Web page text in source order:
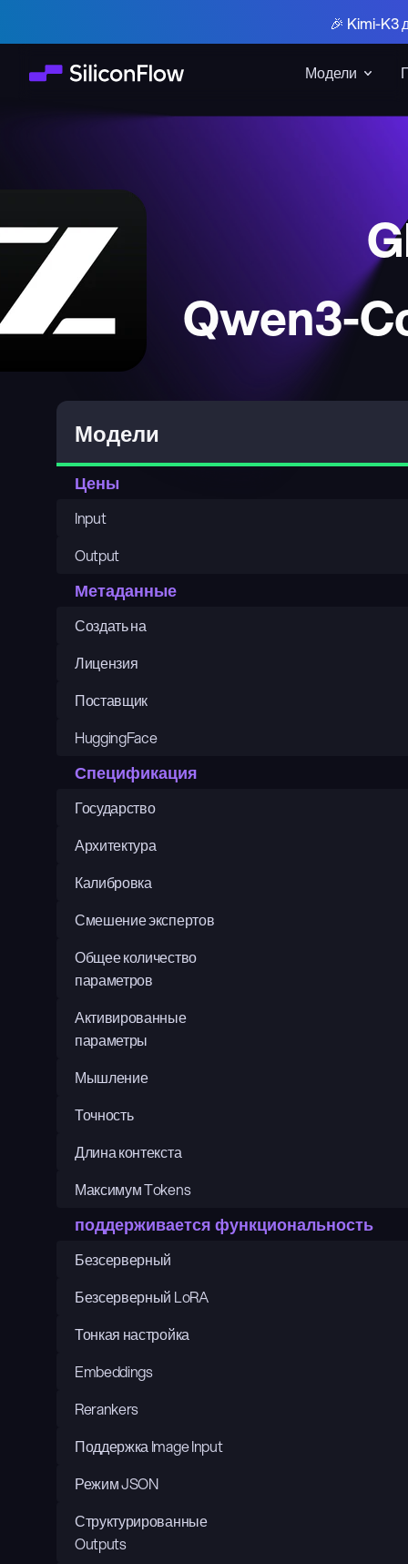
Модели
🎉 Kimi-K3
Qwen3-
Модели
Цены
Input
Output
Метаданные
Создать на
Лицензия
Поставщик
HuggingFace
Спецификация
Государство
Архитектура
Калибровка
Смешение экспертов
Общее количество
параметров
Активированные
параметры
Мышление
Точность
Длина контекста
Максимум Tokens
поддерживается функциональность
Безсерверный
Безсерверный LoRA
Тонкая настройка
Embeddings
Rerankers
Поддержка Image Input
Режим JSON
Структурированные
Outputs